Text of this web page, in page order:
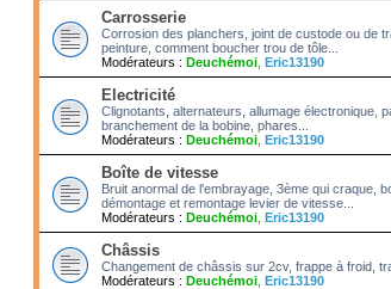
Carrosserie
Corrosion des planchers, joint de custode ou de
peinture, comment boucher trou de tôle...
Modérateurs : Deuchémoi, Eric13190
Electricité
Clignotants, alternateurs, allumage électronique,
branchement de la bobine, phares...
Modérateurs : Deuchémoi, Eric13190
Boîte de vitesse
Bruit anormal de l'embrayage, 3ème qui craque,
démontage et remontage levier de vitesse...
Modérateurs : Deuchémoi, Eric13190
Châssis
Changement de châssis sur 2cv, frappe à froid,
Modérateurs : Deuchémoi, Eric13190